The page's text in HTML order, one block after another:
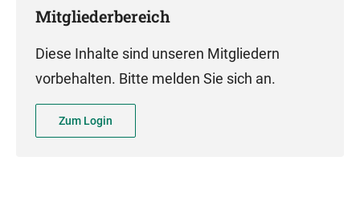
Mitgliederbereich
Diese Inhalte sind unseren Mitgliedern
vorbehalten. Bitte melden Sie sich an.
Zum Login